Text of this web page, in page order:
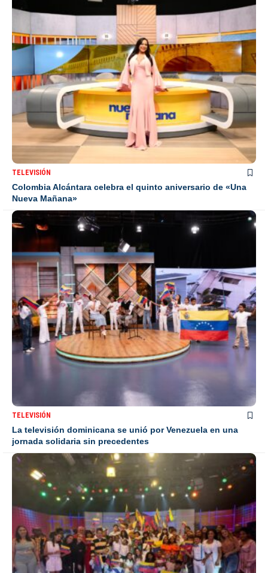
TELEVISIÓN
Colombia Alcántara celebra el quinto aniversario de «Una
Nueva Mañana»
TELEVISIÓN
La televisión dominicana se unió por Venezuela en una
jornada solidaria sin precedentes